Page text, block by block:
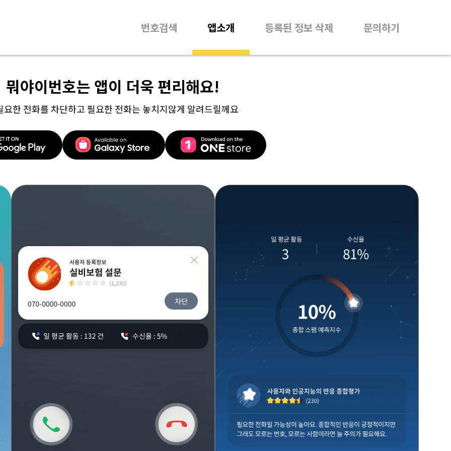
번호검색 앱소개 등록된 정보 삭제 문의하기
뭐야이번호는 앱이 더욱 편리해요!
요한 전화를 차단하고 필요한 전화는 놓치지않게 알려드릴께요